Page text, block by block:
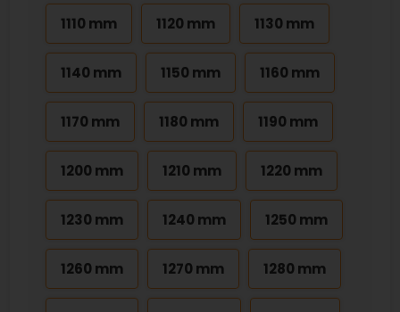
1110 mm 1120 mm 1130 mm
1140 mm 1150 mm 1160 mm
1170 mm 1180 mm 1190 mm
1200 mm 1210 mm 1220 mm
1230 mm 1240 mm 1250 mm
1260 mm 1270 mm 1280 mm